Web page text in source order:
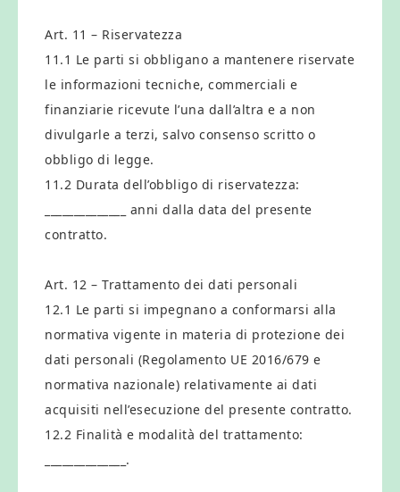
Art. 11 – Riservatezza
11.1 Le parti si obbligano a mantenere riservate
le informazioni tecniche, commerciali e
finanziarie ricevute l’una dall’altra e a non
divulgarle a terzi, salvo consenso scritto o
obbligo di legge.
11.2 Durata dell’obbligo di riservatezza:
______________ anni dalla data del presente
contratto.
Art. 12 – Trattamento dei dati personali
12.1 Le parti si impegnano a conformarsi alla
normativa vigente in materia di protezione dei
dati personali (Regolamento UE 2016/679 e
normativa nazionale) relativamente ai dati
acquisiti nell’esecuzione del presente contratto.
12.2 Finalità e modalità del trattamento:
______________.